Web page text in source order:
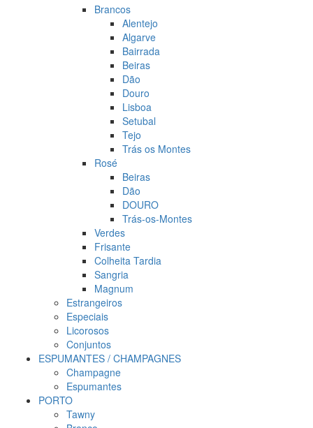
Brancos
Alentejo
Algarve
Bairrada
Beiras
Dão
Douro
Lisboa
Setubal
Tejo
Trás os Montes
Rosé
Beiras
Dão
DOURO
Trás-os-Montes
Verdes
Frisante
Colheita Tardia
Sangria
Magnum
Estrangeiros
Especiais
Licorosos
Conjuntos
ESPUMANTES / CHAMPAGNES
Champagne
Espumantes
PORTO
Tawny